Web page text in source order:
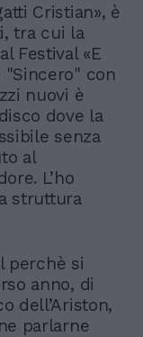
Cristian», è
tra cui la
Festival «E
"Sincero" con
nuovi è
dove la
senza
al
L’ho
struttura
perchè si
anno, di
dell’Ariston,
parlarne